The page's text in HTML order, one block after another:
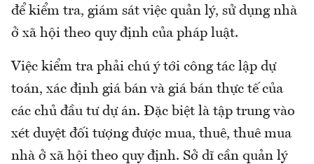
để kiểm tra, giám sát việc quản lý, sử dụng nhà
ở xã hội theo quy định của pháp luật.
Việc kiểm tra phải chú ý tới công tác lập dự
toán, xác định giá bán và giá bán thực tế của
các chủ đầu tư dự án. Đặc biệt là tập trung vào
xét duyệt đối tượng được mua, thuê, thuê mua
nhà ở xã hội theo quy định. Sở dĩ cần quản lý